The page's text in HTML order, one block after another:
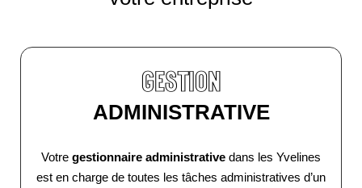
GESTION
ADMINISTRATIVE
Votre gestionnaire administrative dans les Yvelines
est en charge de toutes les tâches administratives d’un